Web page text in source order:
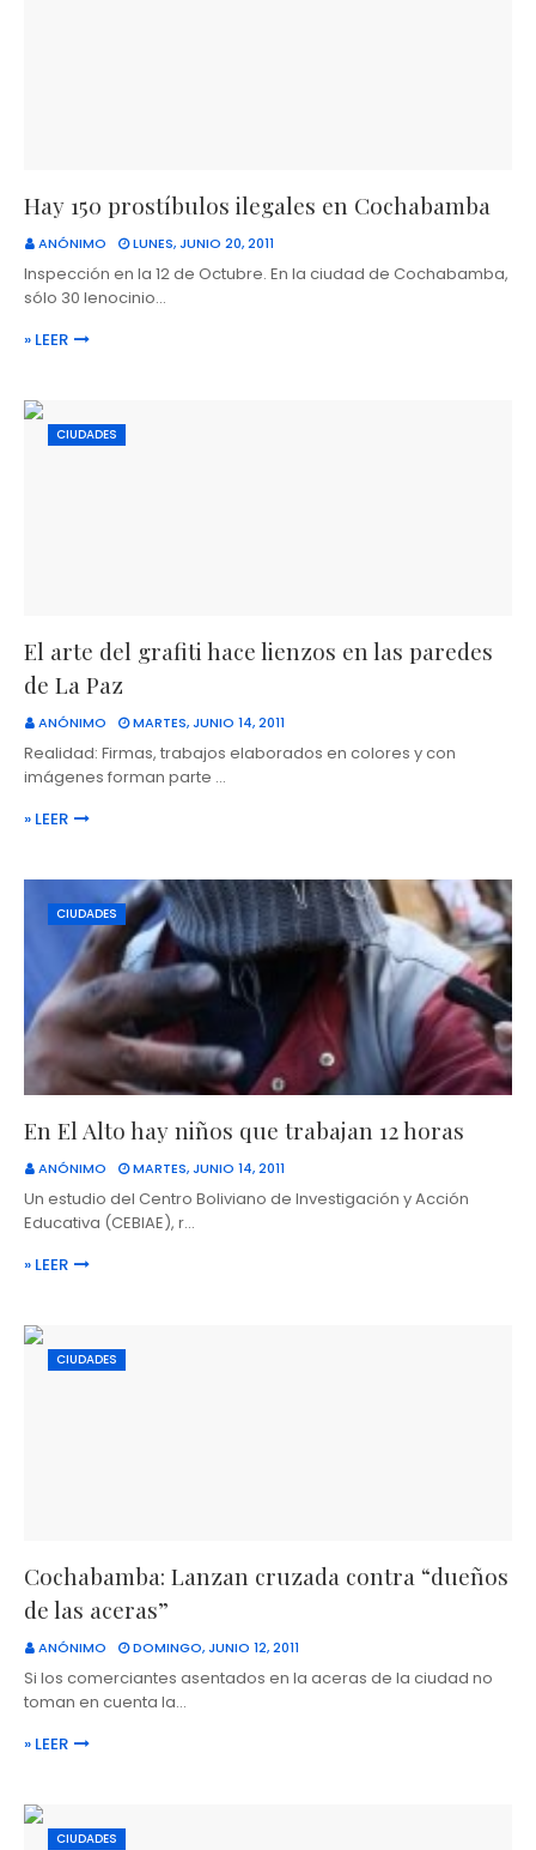
Hay 150 prostíbulos ilegales en Cochabamba
ANÓNIMO LUNES, JUNIO 20, 2011
Inspección en la 12 de Octubre. En la ciudad de Cochabamba,
sólo 30 lenocinio…
» LEER
CIUDADES
El arte del grafiti hace lienzos en las paredes
de La Paz
ANÓNIMO MARTES, JUNIO 14, 2011
Realidad: Firmas, trabajos elaborados en colores y con
imágenes forman parte …
» LEER
CIUDADES
En El Alto hay niños que trabajan 12 horas
ANÓNIMO MARTES, JUNIO 14, 2011
Un estudio del Centro Boliviano de Investigación y Acción
Educativa (CEBIAE), r…
» LEER
CIUDADES
Cochabamba: Lanzan cruzada contra “dueños
de las aceras”
ANÓNIMO DOMINGO, JUNIO 12, 2011
Si los comerciantes asentados en la aceras de la ciudad no
toman en cuenta la…
» LEER
CIUDADES